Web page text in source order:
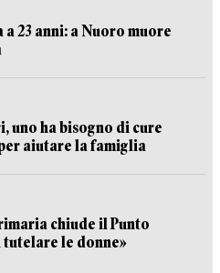
23 anni: a Nuoro muore
uno ha bisogno di cure
aiutare la famiglia
chiude il Punto
tutelare le donne»